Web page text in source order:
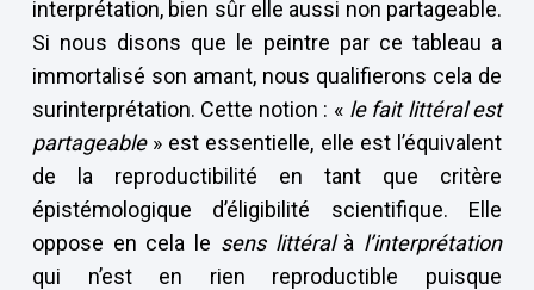
interprétation, bien sûr elle aussi non partageable.
Si nous disons que le peintre par ce tableau a
immortalisé son amant, nous qualifierons cela de
surinterprétation. Cette notion : « le fait littéral est
partageable» est essentielle, elle est l’équivalent
de la reproductibilité en tant que critère
épistémologique d’éligibilité scientifique. Elle
oppose en cela le sens littéralà l’interprétation
qui n’est en rien reproductible puisque